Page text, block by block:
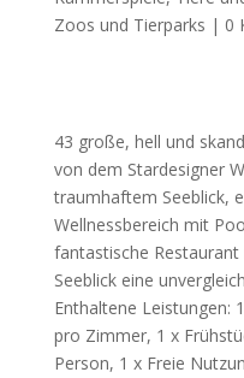
Zoos und Tierparks | 0
43 große, hell und
von dem Stardesigner
traumhaftem Seeblick,
Wellnessbereich mit
fantastische
Seeblick eine
Enthaltene Leistungen:
pro Zimmer, 1 x
Person, 1 x Freie